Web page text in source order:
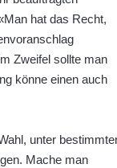
hat das Recht,
Zweifel sollte man
könne einen auch
unter
Mache man